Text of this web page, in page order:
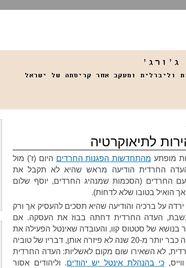
לתיאוקרטיה
מופתע מהתחדשות הפגנות החרדים היום (ז') מול
העדה החרדית הודיעה מראש שהיא לא תקבל את
החרדים (הסכמות שמנהיג החרדים, יוסף שלום
הואיל בטובו שלא לדחות).
על ברכיה והודיעה שהיא תסכים להעסיק אך ורק
העדה החרדית דחתה בבוז את העסקה. אם
בנושא של סטטוס קוו, והעובדה שאינטל הפעילה את
המתקן בשבת בלי שום בעיה כבר יותר מ-20 שנה לא פיזרה אותן, דבריו של טוביה
לא השאירו שום מקום לאשליות: העדה החרדית
כי בהנהלת אינטל יש יהודים. וליהודים אסור